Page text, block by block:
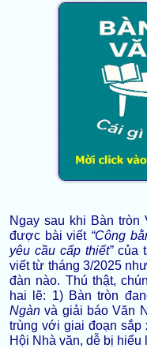
Ngay sau khi Bàn tròn
được bài viết “Công
yêu cầu cấp thiết”của
viết từ tháng 3/2025
đàn nào. Thú thật,
hai lẽ: 1) Bàn tròn
Ngàn và giải báo Văn
trùng với giai đoạn
Hội Nhà văn, dễ bị hiểu